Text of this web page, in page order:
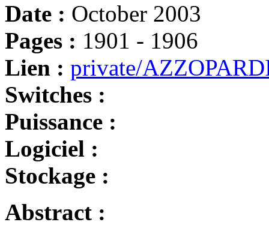
Date : October 2003
Pages : 1901 - 1906
Lien : private/
Switches :
Puissance :
Logiciel :
Stockage :
Abstract :